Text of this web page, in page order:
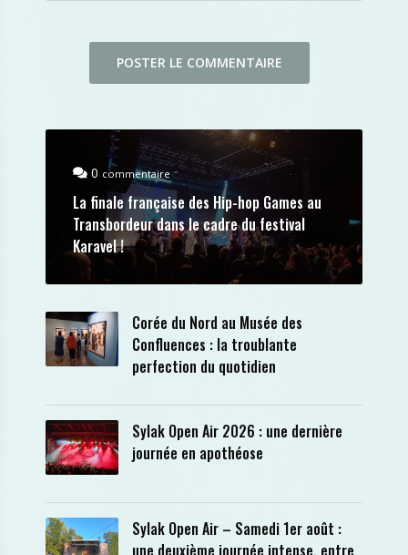
0 commentaire
La finale française des Hip-hop Games au
Transbordeur dans le cadre du festival
Karavel !
Corée du Nord au Musée des
Confluences : la troublante
perfection du quotidien
Sylak Open Air 2026 : une dernière
journée en apothéose
Sylak Open Air – Samedi 1er août :
une deuxième journée intense, entre